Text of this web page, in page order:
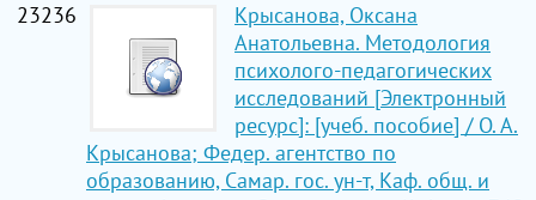
23236
Крысанова, Оксана
Анатольевна. Методология
психолого-педагогических
исследований [Электронный
ресурс]: [учеб. пособие] / О. А.
Крысанова; Федер. агентство по
образованию, Самар. гос. ун-т, Каф. общ. и